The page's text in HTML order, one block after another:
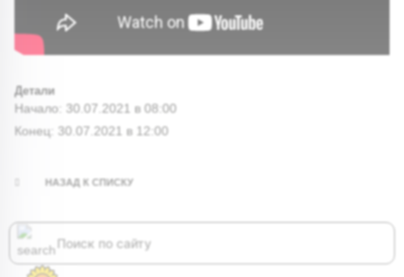
Детали
Начало: 30.07.2021 в 08:00
Конец: 30.07.2021 в 12:00
НАЗАД К СПИСКУ